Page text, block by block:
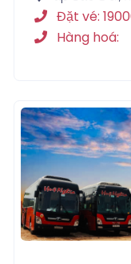
Đặt vé:
Hàng hoá: